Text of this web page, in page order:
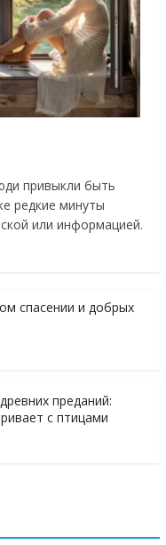
привыкли быть
редкие минуты
или информацией.
спасении и добрых
преданий:
с птицами